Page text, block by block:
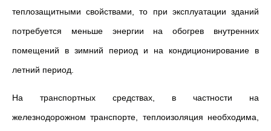
теплозащитными свойствами, то при эксплуатации зданий
потребуется меньше энергии на обогрев внутренних
помещений в зимний период и на кондиционирование в
летний период.
На транспортных средствах, в частности на
железнодорожном транспорте, теплоизоляция необходима,